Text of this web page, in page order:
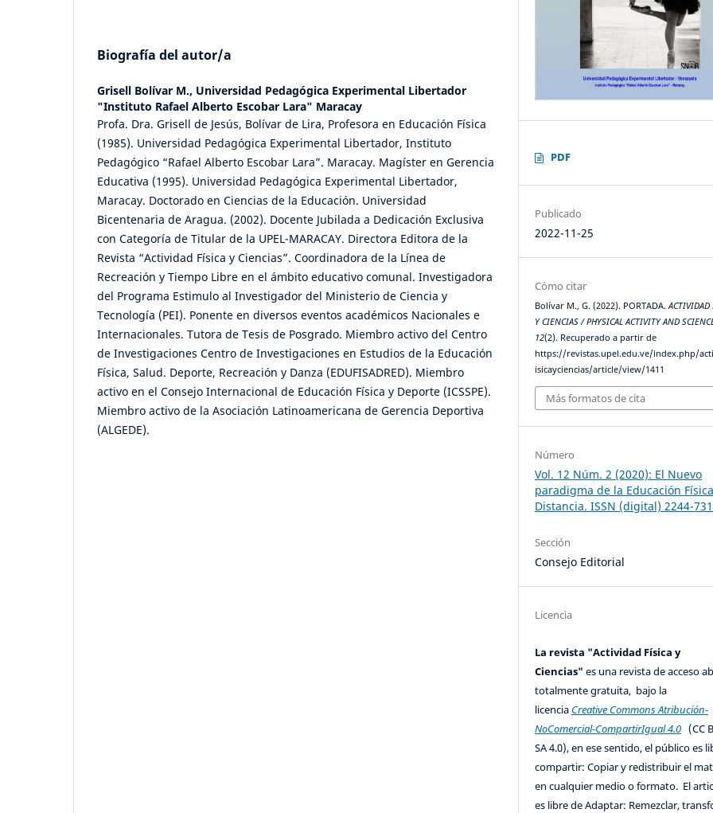
Biografía del autor/a
Grisell Bolívar M., Universidad Pedagógica Experimental Libertador
"Instituto Rafael Alberto Escobar Lara" Maracay
Profa. Dra. Grisell de Jesús, Bolívar de Lira, Profesora en Educación Física
(1985). Universidad Pedagógica Experimental Libertador, Instituto
Pedagógico “Rafael Alberto Escobar Lara”. Maracay. Magíster en Gerencia
Educativa (1995). Universidad Pedagógica Experimental Libertador,
Maracay. Doctorado en Ciencias de la Educación. Universidad
Bicentenaria de Aragua. (2002). Docente Jubilada a Dedicación Exclusiva
con Categoría de Titular de la UPEL-MARACAY. Directora Editora de la
Revista “Actividad Física y Ciencias”. Coordinadora de la Línea de
Recreación y Tiempo Libre en el ámbito educativo comunal. Investigadora
del Programa Estimulo al Investigador del Ministerio de Ciencia y
Tecnología (PEI). Ponente en diversos eventos académicos Nacionales e
Internacionales. Tutora de Tesis de Posgrado. Miembro activo del Centro
de Investigaciones Centro de Investigaciones en Estudios de la Educación
Física, Salud. Deporte, Recreación y Danza (EDUFISADRED). Miembro
activo en el Consejo Internacional de Educación Física y Deporte (ICSSPE).
Miembro activo de la Asociación Latinoamericana de Gerencia Deportiva
(ALGEDE).
PDF
Publicado
2022-11-25
Cómo citar
Bolívar M., G. (2022). PORTADA.ACTIVIDAD
Y CIENCIAS / PHYSICAL ACTIVITY AND
12(2). Recuperado a partir de
https://revistas.upel.edu.ve/index.php/
isicayciencias/article/view/1411
Más formatos de cita
Número
Vol. 12 Núm. 2 (2020): El Nuevo
paradigma de la Educación
Distancia. ISSN (digital) 2244-
Sección
Consejo Editorial
Licencia
La revista "Actividad Física y
Ciencias"es una revista de acceso
totalmente gratuita, bajo la
licencia Creative Commons Atribución-
NoComercial-CompartirIgual 4.0 (CC
SA 4.0), en ese sentido, el público es
compartir: Copiar y redistribuir el
en cualquier medio o formato. El
es libre de Adaptar: Remezclar,